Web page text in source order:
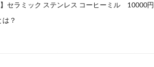
】セラミック ステンレス コーヒーミル 10000円
？